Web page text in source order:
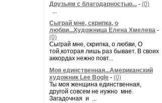
Друзьям с благодарностью... - (0)
...
Сыграй мне, скрипка, о
любви...Художница Елена Хмелева -
(0)
Сыграй мне, скрипка, о любви, О
той,которая лишь раз бывает. В своих
аккордах нежно повт...
Моя единственная...Американский
художник Lee Bogle - (0)
Ты моя женщина единственная,
другой совсем не нужно мне.
Загадочная и ...